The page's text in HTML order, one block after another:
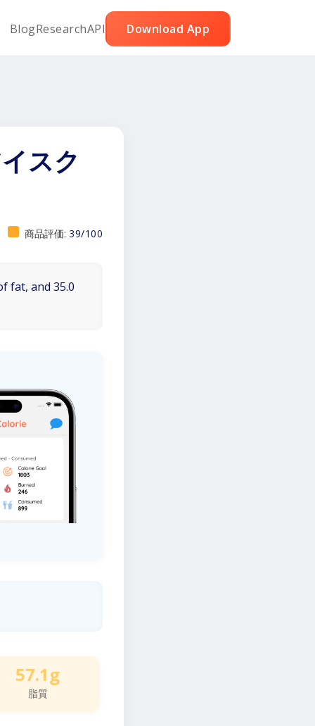
BlogResearchAPI Download App
スク
商品評価: 39/100
fat, and 35.0
57.1g
脂質